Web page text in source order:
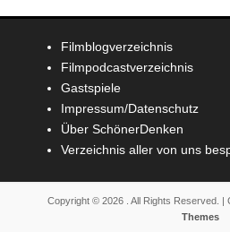
Filmblogverzeichnis
Filmpodcastverzeichnis
Gastspiele
Impressum/Datenschutz
Über SchönerDenken
Verzeichnis aller von uns
Copyright © 2026 . All Rights Reserved.
Themes